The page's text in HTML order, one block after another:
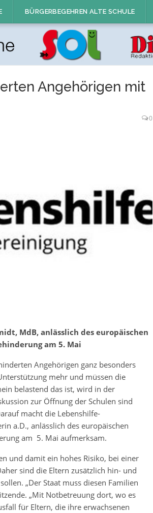
BÜRGERBEGEHREN ALTE SCHULE
Angehörigen mit
0
MdB, anlässlich des europäischen
am 5. Mai
Angehörigen ganz besonders
mehr und müssen die
belastend das ist, wird in der
zur Öffnung der Schulen sind
macht die Lebenshilfe-
a.D., anlässlich des europäischen
am 5. Mai aufmerksam.
und damit ein hohes Risiko, bei einer
sind die Eltern zusätzlich hin- und
„Der Staat muss diesen Familien
„Mit Notbetreuung dort, wo es
für Eltern, die ihre erwachsenen